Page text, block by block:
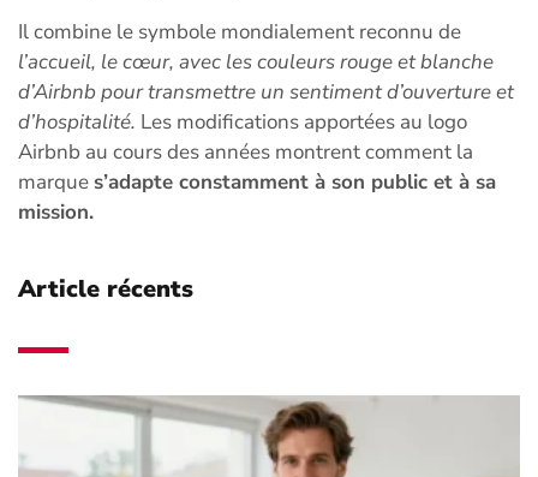
Il combine le symbole mondialement reconnu de
l’accueil, le cœur, avec les couleurs rouge et blanche
d’Airbnb pour transmettre un sentiment d’ouverture et
d’hospitalité. Les modifications apportées au logo
Airbnb au cours des années montrent comment la
marque s’adapte constamment à son public et à sa
mission.
Article récents